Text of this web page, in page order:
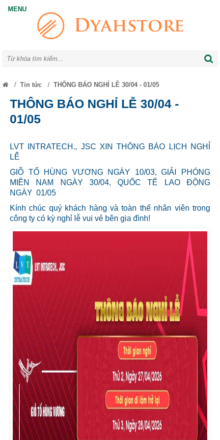
/ Tin tức / THÔNG BÁO NGHỈ LỄ 30/04 - 01/05
THÔNG BÁO NGHỈ LỄ 30/04 -
01/05
LVT INTRATECH., JSC XIN THÔNG BÁO LỊCH NGHỈ
LỄ
GIỖ TỔ HÙNG VƯƠNG NGÀY 10/03, GIẢI PHÓNG
MIỀN NAM NGÀY 30/04, QUỐC TẾ LAO ĐỘNG
NGÀY 01/05
Kính chúc quý khách hàng và toàn thể nhân viên trong
công ty có kỳ nghỉ lễ vui vẻ bên gia đình!